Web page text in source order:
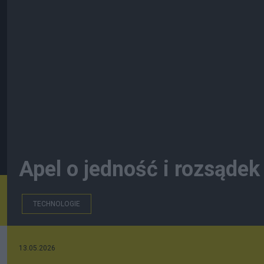
Apel o jedność i rozsądek
TECHNOLOGIE
13.05.2026